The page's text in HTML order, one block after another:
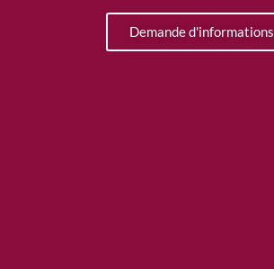
Demande d'informations